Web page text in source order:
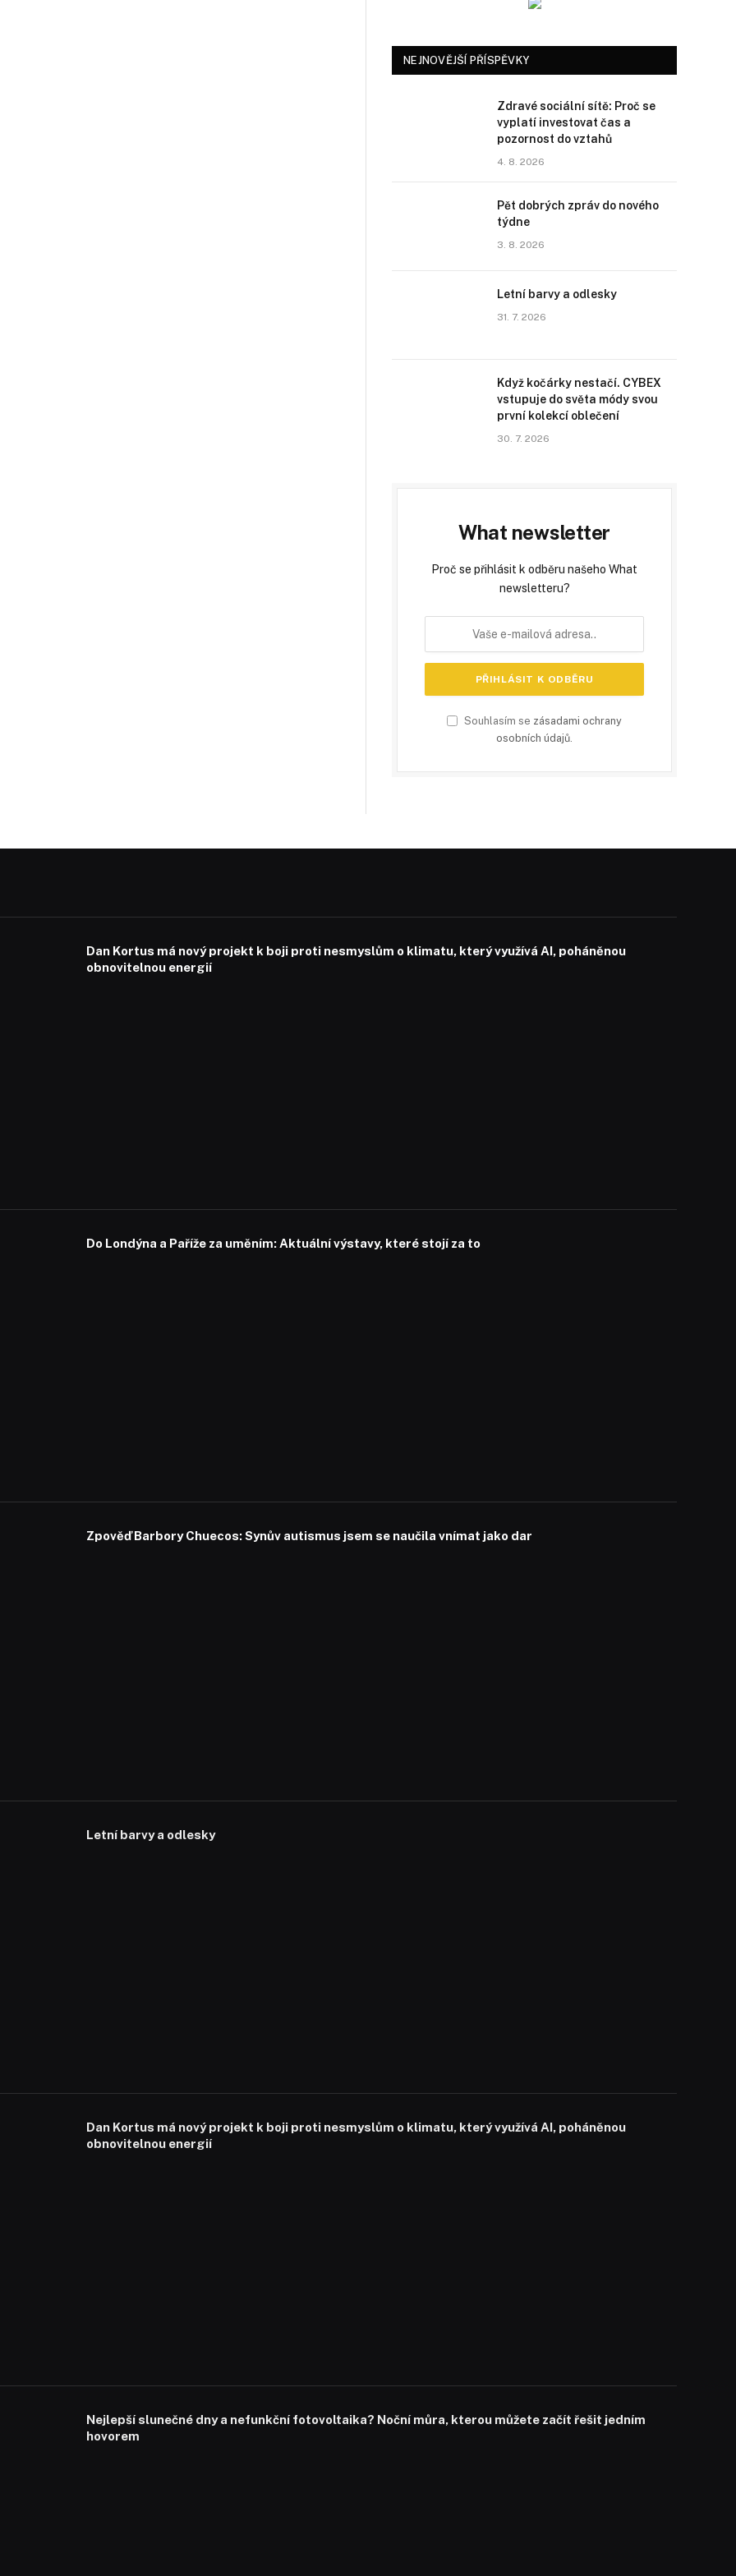
NEJNOVĚJŠÍ PŘÍSPĚVKY
Zdravé sociální sítě: Proč se
vyplatí investovat čas a
pozornost do vztahů
4. 8. 2026
Pět dobrých zpráv do nového
týdne
3. 8. 2026
Letní barvy a odlesky
31. 7. 2026
Když kočárky nestačí. CYBEX
vstupuje do světa módy svou
první kolekcí oblečení
30. 7. 2026
What newsletter
Proč se přihlásit k odběru našeho What
newsletteru?
Souhlasím se zásadami ochrany
osobních údajů.
Dan Kortus má nový projekt k boji proti nesmyslům o klimatu, který využívá AI, poháněnou
obnovitelnou energií
Do Londýna a Paříže za uměním: Aktuální výstavy, které stojí za to
Zpověď Barbory Chuecos: Synův autismus jsem se naučila vnímat jako dar
Letní barvy a odlesky
Dan Kortus má nový projekt k boji proti nesmyslům o klimatu, který využívá AI, poháněnou
obnovitelnou energií
Nejlepší slunečné dny a nefunkční fotovoltaika? Noční můra, kterou můžete začít řešit jedním
hovorem